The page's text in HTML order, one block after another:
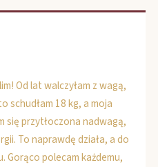
Od lat walczyłam z wagą,
schudłam 18 kg, a moja
się przytłoczona nadwagą,
To naprawdę działa, a do
Gorąco polecam każdemu,